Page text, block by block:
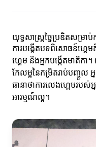
យុទ្ធសាស្ត្រច្នៃប្រឌិតសម្រា
ការបង្កើតបទពិសោធន៍ហ្គេម
ហ្គេម និងអ្នកបង្កើតមាតិកា។
កែលម្អនៃកម្រិតរាប់បញ្ចូល អ្
ធានាថាការលេងហ្គេមរប
អារម្មណ៍ល្អ។